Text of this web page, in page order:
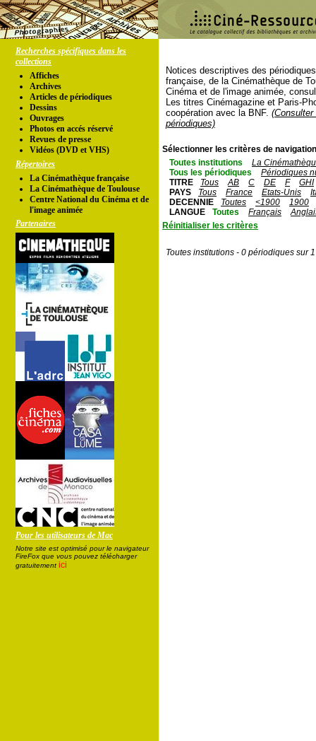
Recherches spécifiques dans les
collections
Affiches
Archives
Articles de périodiques
Dessins
Ouvrages
Photos en accés réservé
Revues de presse
Vidéos (DVD et VHS)
Répertoires
La Cinémathèque française
La Cinémathèque de Toulouse
Centre National du Cinéma et de
l'image animée
Partenaires
Pour les utilisateurs de Mac
Notre site est optimisé pour le navigateur
FireFox que vous pouvez télécharger
gratuitement ici
Notices descriptives des
française, de la Cinémathèque de
Cinéma et de l'image animée,
Les titres Cinémagazine et Paris-
coopération avec la BNF.
périodiques)
Sélectionner les critères de
Toutes institutions
La
Tous les périodiques
Périodiques
TITRE
Tous AB C DE F
GHI
PAYS
Tous France Etats-Unis
DECENNIE
Toutes <1900
1900
LANGUE
Toutes Français
Réinitialiser les critères
Toutes institutions - 0 périodiques sur